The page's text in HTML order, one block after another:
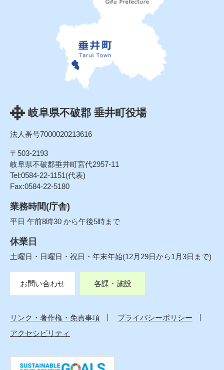
岐阜県不破郡 垂井町役場
法人番号7000020213616
〒503-2193
岐阜県不破郡垂井町宮代2957-11
Tel:0584-22-1151(代表)
Fax:0584-22-5180
業務時間(庁舎)
平日 午前8時30 から午後5時まで
休業日
土曜日・日曜日・祝日・年末年始(12月29日から1月3日まで)
お問い合わせ 各課・施設
リンク・著作権・免責事項
プライバシーポリシー
アクセシビリティ